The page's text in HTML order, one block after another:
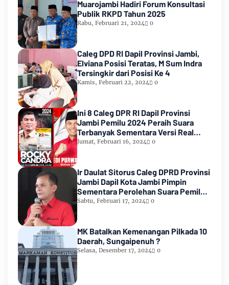
Muarojambi Hadiri Forum Konsultasi
Publik RKPD Tahun 2025
Rabu, Februari 21, 2024 0
Caleg DPD RI Dapil Provinsi Jambi,
Elviana Posisi Teratas, M Sum Indra
Tersingkir dari Posisi Ke 4
Kamis, Februari 22, 2024 0
Ini 8 Caleg DPR RI Dapil Provinsi
Jambi Pemilu 2024 Peraih Suara
Terbanyak Sementara Versi Real
Count KPU RI
Jumat, Februari 16, 2024 0
Ir Daulat Sitorus Caleg DPRD Provinsi
Jambi Dapil Kota Jambi Pimpin
Sementara Perolehan Suara Pemilu
2024
Sabtu, Februari 17, 2024 0
MK Batalkan Kemenangan Pilkada 10
Daerah, Sungaipenuh ?
Selasa, Desember 17, 2024 0